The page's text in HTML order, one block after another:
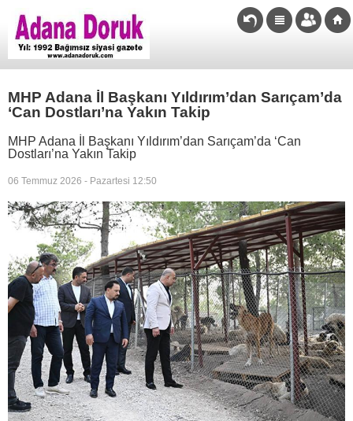
MHP Adana İl Başkanı Yıldırım’dan Sarıçam’da
‘Can Dostları’na Yakın Takip
MHP Adana İl Başkanı Yıldırım’dan Sarıçam’da ‘Can
Dostları’na Yakın Takip
06 Temmuz 2026 - Pazartesi 12:50